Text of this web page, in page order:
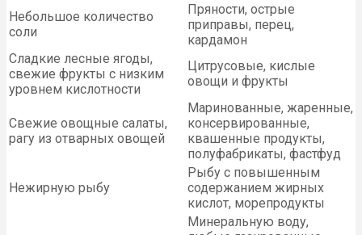
Небольшое количество
соли
Пряности, острые
приправы, перец,
кардамон
Сладкие лесные ягоды,
свежие фрукты с низким
уровнем кислотности
Цитрусовые, кислые
овощи и фрукты
Свежие овощные салаты,
рагу из отварных овощей
Маринованные, жаренные,
консервированные,
квашенные продукты,
полуфабрикаты, фастфуд
Нежирную рыбу
Рыбу с повышенным
содержанием жирных
кислот, морепродукты
Минеральную воду,